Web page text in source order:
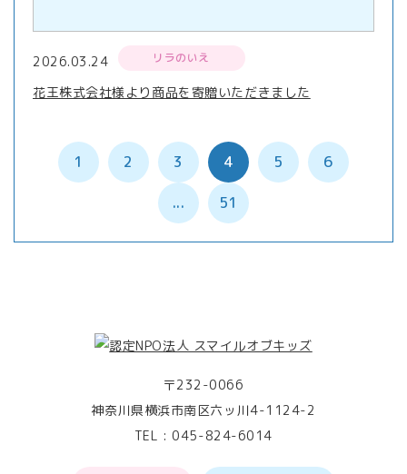
2026.03.24 リラのいえ
花王株式会社様より商品を寄贈いただきました
1 2 3 4 5 6
... 51
〒232-0066
神奈川県横浜市南区六ッ川4-1124-2
TEL :045-824-6014